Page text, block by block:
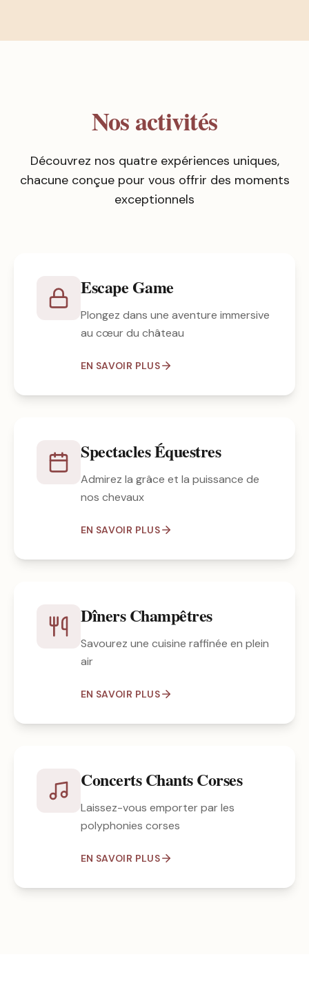
Nos activités
Découvrez nos quatre expériences uniques,
chacune conçue pour vous offrir des moments
exceptionnels
Escape Game
Plongez dans une aventure immersive
au cœur du château
EN SAVOIR PLUS
Spectacles Équestres
Admirez la grâce et la puissance de
nos chevaux
EN SAVOIR PLUS
Dîners Champêtres
Savourez une cuisine raffinée en plein
air
EN SAVOIR PLUS
Concerts Chants Corses
Laissez-vous emporter par les
polyphonies corses
EN SAVOIR PLUS